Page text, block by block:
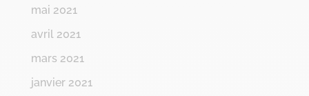
mai 2021
avril 2021
mars 2021
janvier 2021